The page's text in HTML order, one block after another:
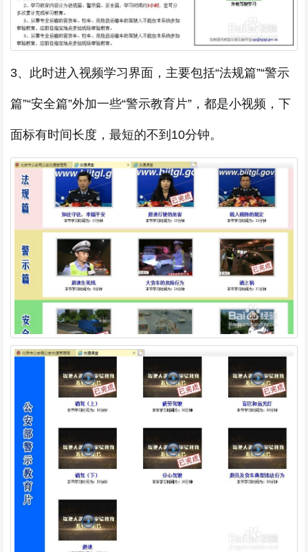
3、此时进入视频学习界面，主要包括“法规篇”“警示
篇”“安全篇”外加一些“警示教育片”，都是小视频，下
面标有时间长度，最短的不到10分钟。